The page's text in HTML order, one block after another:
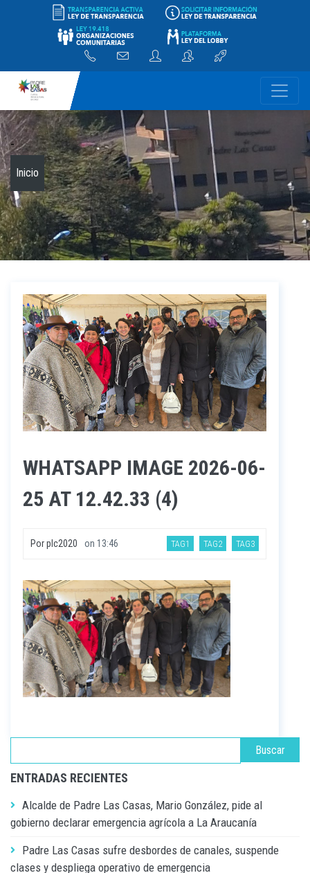
-
Inicio
WHATSAPP IMAGE 2026-06-
25 AT 12.42.33 (4)
Porplc2020 on 13:46 TAG1 TAG2 TAG3
ENTRADAS RECIENTES
Alcalde de Padre Las Casas, Mario González, pide al
gobierno declarar emergencia agrícola a La Araucanía
Padre Las Casas sufre desbordes de canales, suspende
clases y despliega operativo de emergencia